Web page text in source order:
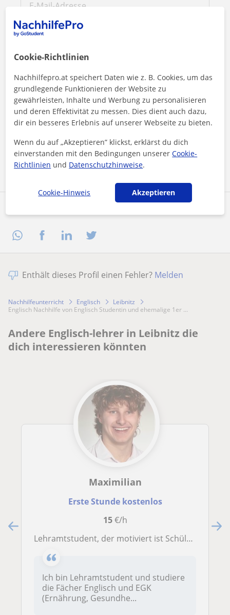
Durch Klicken auf eine der beiden Schaltflächen stimmen Sie
unseremImpressumund unsererDatenschutzerklärungzu
Nachricht senden
Enthält dieses Profil einen Fehler? Melden
Nachhilfeunterricht Englisch
Leibnitz
Englisch Nachhilfe von Englisch Studentin und ehemalige 1er ...
Andere Englisch-lehrer in Leibnitz die
dich interessieren könnten
Maximilian
Erste Stunde kostenlos
15€/h
Lehramtstudent, der motiviert ist Schülern und Schülerinnen aller Altersklassen zu helfen, ihre schulischen Ziele zu erreichen
Ich bin Lehramtstudent und studiere
die Fächer Englisch und EGK
(Ernährung, Gesundhe...
Cookie-Richtlinien
Nachhilfepro.at speichert Daten wie z. B. Cookies, um das
grundlegende Funktionieren der Website zu
gewährleisten, Inhalte und Werbung zu personalisieren
und deren Effektivität zu messen. Dies dient auch dazu,
dir ein besseres Erlebnis auf unserer Webseite zu bieten.
Wenn du auf „Akzeptieren” klickst, erklärst du dich
einverstanden mit den Bedingungen unsererCookie-
Richtlinien und Datenschutzhinweise.
Cookie-Hinweis Akzeptieren